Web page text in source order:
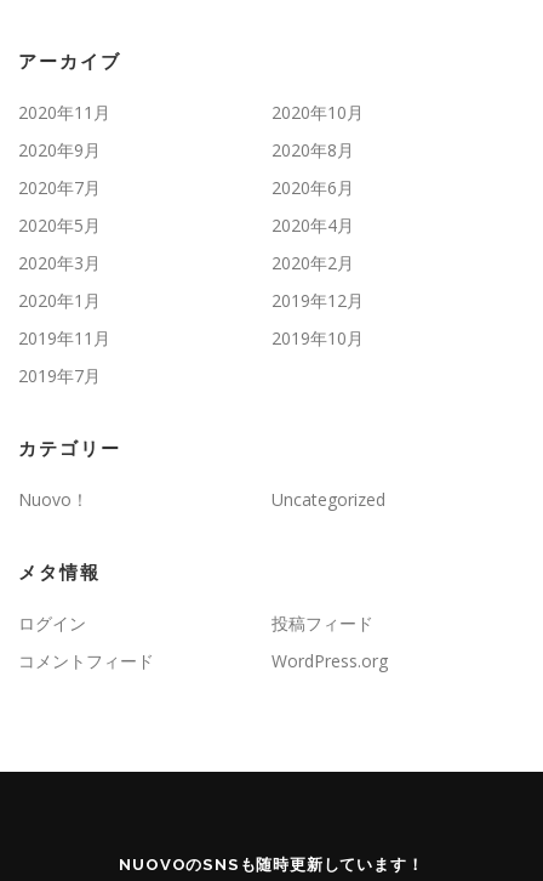
アーカイブ
2020年11月
2020年10月
2020年9月
2020年8月
2020年7月
2020年6月
2020年5月
2020年4月
2020年3月
2020年2月
2020年1月
2019年12月
2019年11月
2019年10月
2019年7月
カテゴリー
Nuovo！ Uncategorized
メタ情報
ログイン
投稿フィード
コメントフィード
WordPress.org
NUOVOのSNSも随時更新しています！